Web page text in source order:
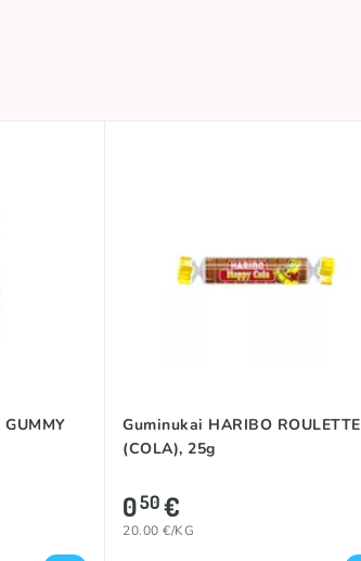
Guminukai HARIBO ROULETTE
(COLA), 25g
050€
20.00 €/KG